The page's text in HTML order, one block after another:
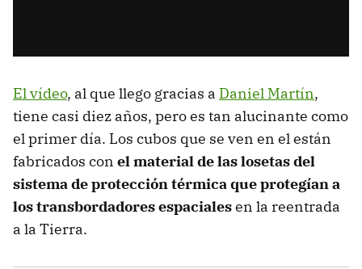
El vídeo, al que llego gracias a Daniel Martín,
tiene casi diez años, pero es tan alucinante como
el primer día. Los cubos que se ven en el están
fabricados con el material de las losetas del
sistema de protección térmica que protegían a
los transbordadores espacialesen la reentrada
a la Tierra.